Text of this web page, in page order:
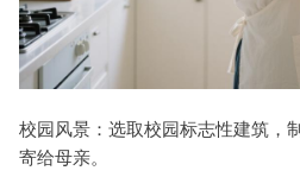
校园风景：选取校园标志性建筑，
寄给母亲。